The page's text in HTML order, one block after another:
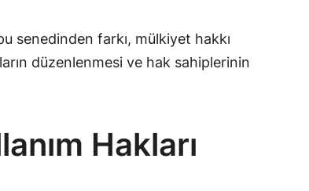
senedinden farkı, mülkiyet hakkı
düzenlenmesi ve hak sahiplerinin
Hakları